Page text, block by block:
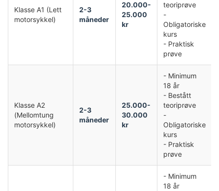
Klasse A1 (Lett
motorsykkel)
2-3
måneder
20.000-
25.000
kr
teoriprøve
-
Obligatoriske
kurs
- Praktisk
prøve
Klasse A2
(Mellomtung
motorsykkel)
2-3
måneder
25.000-
30.000
kr
- Minimum
18 år
- Bestått
teoriprøve
-
Obligatoriske
kurs
- Praktisk
prøve
- Minimum
18 år